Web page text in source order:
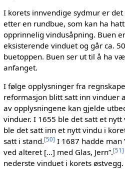
I korets innvendige sydmur er det
etter en rundbue, som kan ha
opprinnelig vindusåpning. Buen
eksisterende vinduet og går ca.
buetoppen. Buen ser ut til å ha
anfanget.
I følge opplysninger fra
reformasjon blitt satt inn vinduer
av opplysningene kan gjelde
vinduer. I 1655 ble det satt et nytt
ble det satt inn et nytt vindu i
satt i stand.[50] I 1687 hadde man
ved alteret […] med Glas, Jern”.[51 ]
nederste vinduet i korets østvegg.